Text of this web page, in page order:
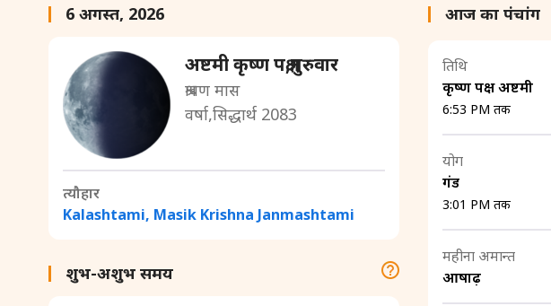
6 अगस्त, 2026
अष्टमी कृष्ण पक्ष,गुरुवार
श्रावण मास
वर्षा,सिद्धार्थ 2083
त्यौहार
Kalashtami, Masik Krishna Janmashtami
शुभ-अशुभ समय
आज का पंचांग
तिथि
कृष्ण पक्ष अष्टमी
6:53 PM तक
योग
गंड
3:01 PM तक
महीना अमान्त
आषाढ़